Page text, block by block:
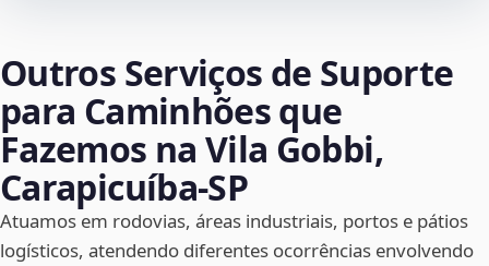
Outros Serviços de Suporte
para Caminhões que
Fazemos na Vila Gobbi,
Carapicuíba‑SP
Atuamos em rodovias, áreas industriais, portos e pátios
logísticos, atendendo diferentes ocorrências envolvendo